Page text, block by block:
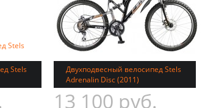
Stels
Двухподвесный велосипед Stels
Adrenalin Disc (2011)
13 100 руб.